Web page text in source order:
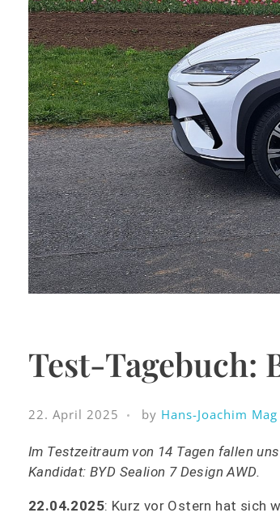
Test-Tagebuch:
22. April 2025 by Hans-Joachim Mag
Im Testzeitraum von 14 Tagen fallen
Kandidat:BYD Sealion 7 Design AWD.
22.04.2025: Kurz vor Ostern hat sich